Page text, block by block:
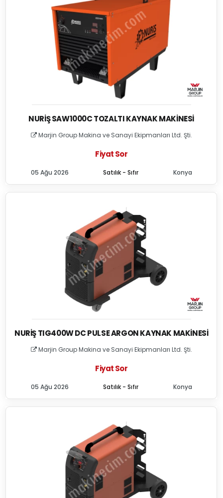
NURIŞ SAW1000C TOZALTI KAYNAK MAKINESI
Marjin Group Makina ve Sanayi Ekipmanları Ltd. Şti.
Fiyat Sor
Satılık - Sıfır
05 Ağu 2026 Konya
NURIŞ TIG400W DC PULSE ARGON KAYNAK MAKINESI
Marjin Group Makina ve Sanayi Ekipmanları Ltd. Şti.
Fiyat Sor
Satılık - Sıfır
05 Ağu 2026 Konya